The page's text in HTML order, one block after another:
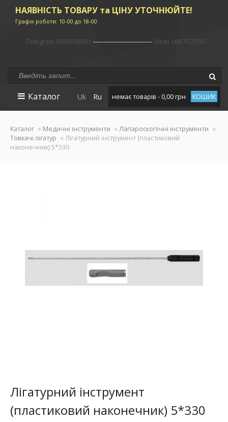
НАЯВНІСТЬ ТОВАРУ та ЦІНУ УТОЧНЮЙТЕ!
Графік роботи: 10-00 до 18-00
Telegram 0980508001 -----------------------------Viber 0667575001
Uk Ru немає товарів - 0,00 грн КОШИК
Каталог
Каталог » Медичні інструменти »Лапароскопічні інструменти »
Товкачі лігатур » Лігатурний інструмент (пластиковий
наконечник) 5*330
Лігатурний інструмент
(пластиковий наконечник) 5*330